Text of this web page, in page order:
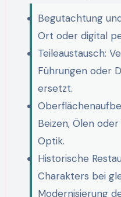
Begutachtung
Ort oder digital
Teileaustausch:
Führungen oder
ersetzt.
Beizen, Ölen
Optik.
Historische
Charakters bei
Modernisierung